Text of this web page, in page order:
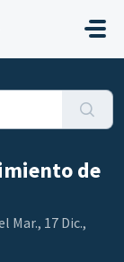
de
Mar., 17 Dic.,